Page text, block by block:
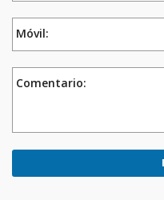
Móvil:
Comentario: